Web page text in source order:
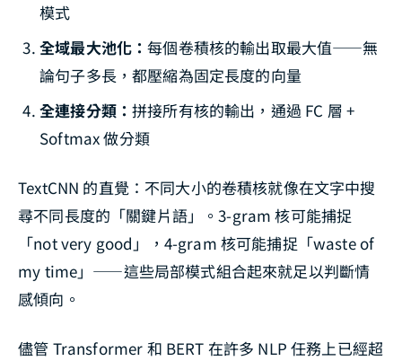
模式
全域最大池化：每個卷積核的輸出取最大值——無
論句子多長，都壓縮為固定長度的向量
全連接分類：拼接所有核的輸出，通過 FC 層 +
Softmax 做分類
TextCNN 的直覺：不同大小的卷積核就像在文字中搜
尋不同長度的「關鍵片語」。3-gram 核可能捕捉
「not very good」，4-gram 核可能捕捉「waste of
my time」——這些局部模式組合起來就足以判斷情
感傾向。
儘管 Transformer 和 BERT 在許多 NLP 任務上已經超